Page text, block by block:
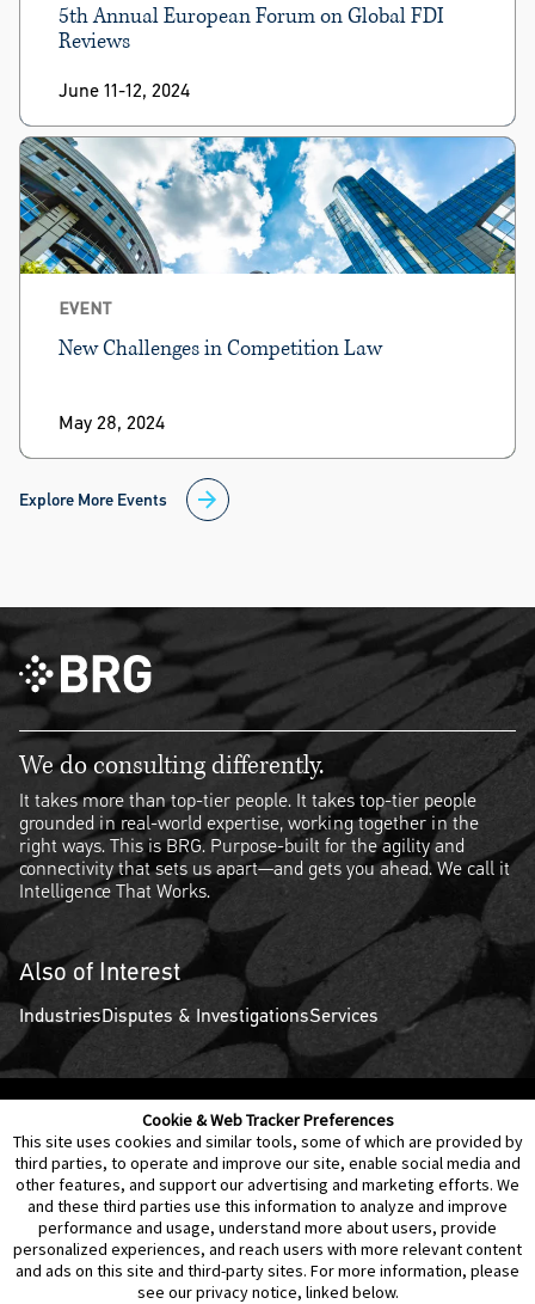
Cookie & Web Tracker Preferences
This site uses cookies and similar tools, some of which are provided by
third parties, to operate and improve our site, enable social media and
other features, and support our advertising and marketing efforts. We
and these third parties use this information to analyze and improve
performance and usage, understand more about users, provide
personalized experiences, and reach users with more relevant content
and ads on this site and third-party sites. For more information, please
see our privacy notice, linked below.
5th Annual European Forum on Global FDI
Reviews
June 11-12, 2024
EVENT
New Challenges in Competition Law
May 28, 2024
Explore More Events
We do consulting differently.
It takes more than top-tier people. It takes top-tier people
grounded in real-world expertise, working together in the
right ways. This is BRG. Purpose-built for the agility and
connectivity that sets us apart—and gets you ahead. We call it
Intelligence That Works.
Also of Interest
IndustriesDisputes & InvestigationsServices
Contact Us Disclaimer Legal Policies Privacy
Notice of Data Incident Cookie Preferences